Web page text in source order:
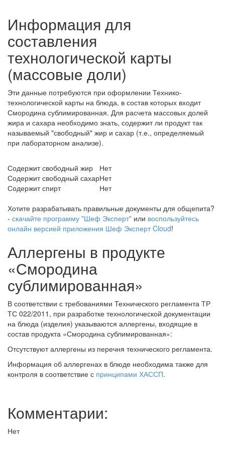
Информация для
составления
технологической карты
(массовые доли)
Эти данные потребуются при оформлении Технико-
технологической карты на блюда, в состав которых входит
Смородина сублимированная. Для расчета массовых долей
жира и сахара необходимо знать, содержит ли продукт так
называемый "свободный" жир и сахар (т.е., определяемый
при лабораторном анализе).
Содержит свободный жир
Нет
Содержит свободный сахарНет
Содержит спирт
Нет
Хотите разрабатывать правильные документы для общепита?
- скачайте программу "Шеф Эксперт" или воспользуйтесь
онлайн версией приложения Шеф Эксперт Cloud!
Аллергены в продукте
«Смородина
сублимированная»
В соответствии с требованиями Технического регламента ТР
ТС 022/2011, при разработке технологической документации
на блюда (изделия) указываются аллергены, входящие в
состав продукта «Смородина сублимированная»:
Отсутствуют аллергены из перечня технического регламента.
Информация об аллергенах в блюде необходима также для
контроля в соответствие с принципами ХАССП.
Комментарии:
Нет